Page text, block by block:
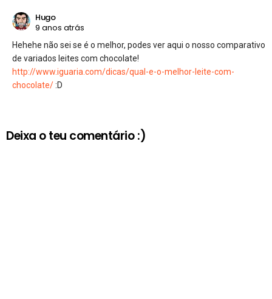
Hugo
9 anos atrás
Hehehe não sei se é o melhor, podes ver aqui o nosso comparativo
de variados leites com chocolate!
http://www.iguaria.com/dicas/qual-e-o-melhor-leite-com-
chocolate/:D
Deixa o teu comentário :)